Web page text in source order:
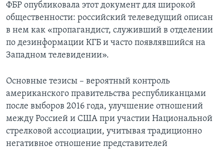
ФБР опубликовала этот документ для широкой
общественности: российский телеведущий описан
в нем как «пропагандист, служивший в отделении
по дезинформации КГБ и часто появлявшийся на
Западном телевидении».
Основные тезисы – вероятный контроль
американского правительства республиканцами
после выборов 2016 года, улучшение отношений
между Россией и США при участии Национальной
стрелковой ассоциации, учитывая традиционно
негативное отношение представителей